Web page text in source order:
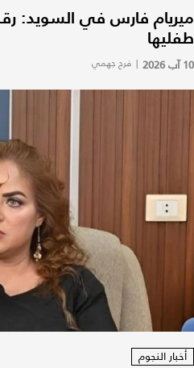
ميريام فارس في السويد:
طفليها
10 آب 2026 | فرح جهمي
أخبار النجوم